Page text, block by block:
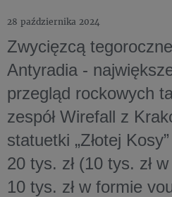
28 października 2024
Zwycięzcą
Antyradia -
przegląd rockowych
zespół Wirefall z
statuetki „Złotej
20 tys. zł (10 tys. zł
10 tys. zł w formie